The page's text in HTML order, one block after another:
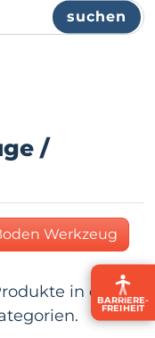
BARRIERE­
FREIHEIT
suchen
/
Werkzeug
in dieser